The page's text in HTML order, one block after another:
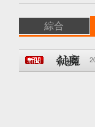
綜合